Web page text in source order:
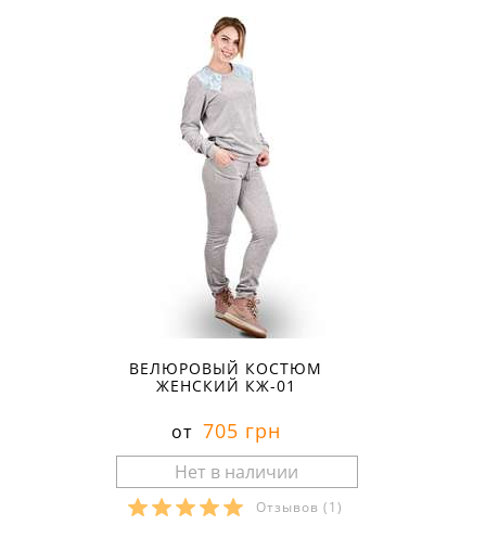
ВЕЛЮРОВЫЙ КОСТЮМ
ЖЕНСКИЙ КЖ-01
от 705 грн
Отзывов (1)